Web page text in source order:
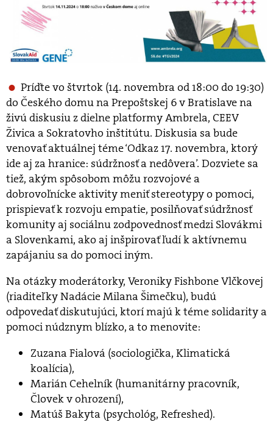
Príďte vo štvrtok (14. novembra od 18:00 do 19:30)
do Českého domu na Prepoštskej 6 v Bratislave na
živú diskusiu z dielne platformy Ambrela, CEEV
Živica a Sokratovho inštitútu. Diskusia sa bude
venovať aktuálnej téme ‘Odkaz 17. novembra, ktorý
ide aj za hranice: súdržnosť a nedôvera’. Dozviete sa
tiež, akým spôsobom môžu rozvojové a
dobrovoľnícke aktivity meniť stereotypy o pomoci,
prispievať k rozvoju empatie, posilňovať súdržnosť
komunity aj sociálnu zodpovednosť medzi Slovákmi
a Slovenkami, ako aj inšpirovať ľudí k aktívnemu
zapájaniu sa do pomoci iným.
Na otázky moderátorky, Veroniky Fishbone Vlčkovej
(riaditeľky Nadácie Milana Šimečku), budú
odpovedať diskutujúci, ktorí majú k téme solidarity a
pomoci núdznym blízko, a to menovite:
Zuzana Fialová (sociologička, Klimatická
koalícia),
Marián Cehelník (humanitárny pracovník,
Človek v ohrození),
Matúš Bakyta (psychológ, Refreshed).